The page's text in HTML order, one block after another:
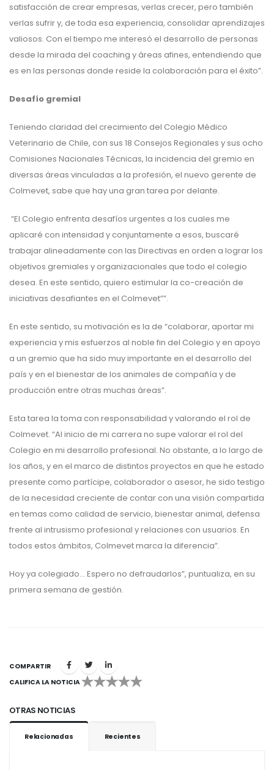
satisfacción de crear empresas, verlas crecer, pero también
verlas sufrir y, de toda esa experiencia, consolidar aprendizajes
valiosos. Con el tiempo me interesó el desarrollo de personas
desde la mirada del coaching y áreas afines, entendiendo que
es en las personas donde reside la colaboración para el éxito”.
Desafío gremial
Teniendo claridad del crecimiento del Colegio Médico
Veterinario de Chile, con sus 18 Consejos Regionales y sus ocho
Comisiones Nacionales Técnicas, la incidencia del gremio en
diversas áreas vinculadas a la profesión, el nuevo gerente de
Colmevet, sabe que hay una gran tarea por delante.
“El Colegio enfrenta desafíos urgentes a los cuales me
aplicaré con intensidad y conjuntamente a esos, buscaré
trabajar alineadamente con las Directivas en orden a lograr los
objetivos gremiales y organizacionales que todo el colegio
desea. En este sentido, quiero estimular la co-creación de
iniciativas desafiantes en el Colmevet””.
En este sentido, su motivación es la de “colaborar, aportar mi
experiencia y mis esfuerzos al noble fin del Colegio y en apoyo
a un gremio que ha sido muy importante en el desarrollo del
país y en el bienestar de los animales de compañía y de
producción entre otras muchas áreas”.
Esta tarea la toma con responsabilidad y valorando el rol de
Colmevet. “Al inicio de mi carrera no supe valorar el rol del
Colegio en mi desarrollo profesional. No obstante, a lo largo de
los años, y en el marco de distintos proyectos en que he estado
presente como partícipe, colaborador o asesor, he sido testigo
de la necesidad creciente de contar con una visión compartida
en temas como calidad de servicio, bienestar animal, defensa
frente al intrusismo profesional y relaciones con usuarios. En
todos estos ámbitos, Colmevet marca la diferencia”.
Hoy ya colegiado… Espero no defraudarlos”, puntualiza, en su
primera semana de gestión.
COMPARTIR
CALIFICA LA NOTICIA
1 2 3 4 5
OTRAS NOTICIAS
Relacionadas Recientes